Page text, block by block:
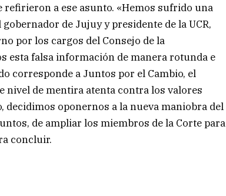
refirieron a ese asunto. «Hemos sufrido una
de Jujuy y presidente de la UCR,
por los cargos del Consejo de la
esta falsa información de manera rotunda e
corresponde a Juntos por el Cambio, el
nivel de mentira atenta contra los valores
decidimos oponernos a la nueva maniobra del
de ampliar los miembros de la Corte para
concluir.